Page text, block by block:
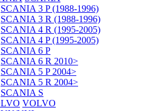
SCANIA 3 P (1988-1996)
SCANIA 3 R (1988-1996)
SCANIA 4 R (1995-2005)
SCANIA 4 P (1995-2005)
SCANIA 6 P
SCANIA 6 R 2010>
SCANIA 5 P 2004>
SCANIA 5 R 2004>
SCANIA S
VOLVO